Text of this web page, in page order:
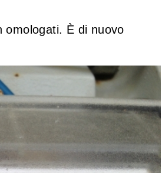
omologati. È di nuovo